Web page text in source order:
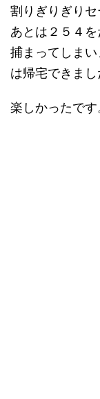
割りぎりぎりセ
あとは２５４
捕まってしま
は帰宅できまし
楽しかったです